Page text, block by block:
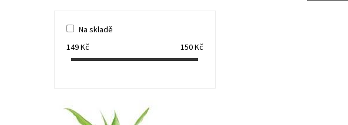
Na skladě
149Kč 150Kč